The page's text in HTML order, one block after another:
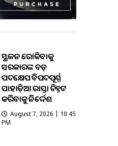
ଭୂସ୍ଖଳନ ରୋକିବାକୁ
ସରକାରଙ୍କ ବଡ଼
ପଦକ୍ଷେପ ବିପଦପୂର୍ଣ୍ଣ
ପାହାଡ଼ିଆ ରାସ୍ତା ଚିହ୍ନଟ
କରିବାକୁ ନିର୍ଦ୍ଦେଶ
August 7, 2026 | 10:45
PM